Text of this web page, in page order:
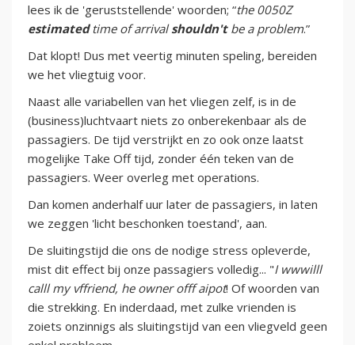
lees ik de 'geruststellende' woorden; “the 0050Z
estimatedtime of arrivalshouldn'tbe a problem.”
Dat klopt! Dus met veertig minuten speling, bereiden
we het vliegtuig voor.
Naast alle variabellen van het vliegen zelf, is in de
(business)luchtvaart niets zo onberekenbaar als de
passagiers. De tijd verstrijkt en zo ook onze laatst
mogelijke Take Off tijd, zonder één teken van de
passagiers. Weer overleg met operations.
Dan komen anderhalf uur later de passagiers, in laten
we zeggen 'licht beschonken toestand', aan.
De sluitingstijd die ons de nodige stress opleverde,
mist dit effect bij onze passagiers volledig... "I wwwilll
calll my vffriend, he owner offf aipot! Of woorden van
die strekking. En inderdaad, met zulke vrienden is
zoiets onzinnigs als sluitingstijd van een vliegveld geen